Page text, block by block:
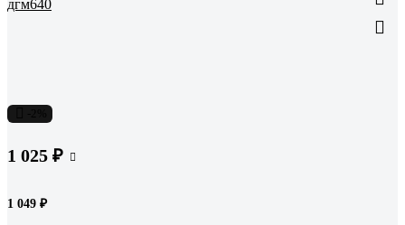
1 025 ₽
1 049 ₽